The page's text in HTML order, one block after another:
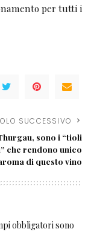
per tutti i
SUCCESSIVO
sono i “tioli
che rendono unico
di questo vino
obbligatori sono